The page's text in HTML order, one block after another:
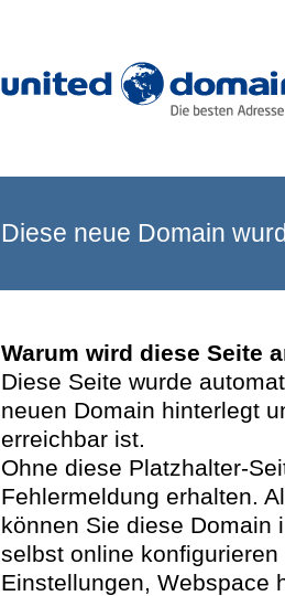
Diese neue Domain
Warum wird diese Seite
Diese Seite wurde
neuen Domain hinterlegt
erreichbar ist.
Ohne diese Platzhalter-
Fehlermeldung erhalten.
können Sie diese Domain
selbst online
Einstellungen, Webspace